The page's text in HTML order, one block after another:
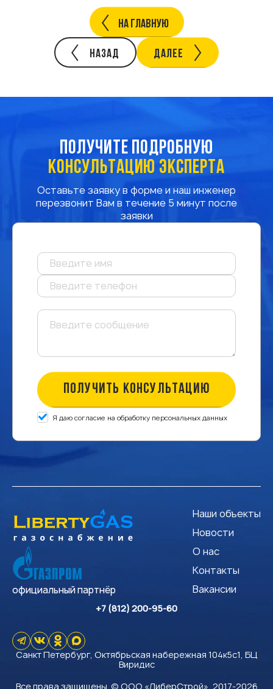
НА ГЛАВНУЮ
НАЗАД ДАЛЕЕ
ПОЛУЧИТЕ ПОДРОБНУЮ
КОНСУЛЬТАЦИЮ ЭКСПЕРТА
Оставьте заявку в форме и наш инженер
перезвонит Вам в течение 5 минут после
заявки
ПОЛУЧИТЬ КОНСУЛЬТАЦИЮ
Я даю согласие на обработку персональных данных
официальный партнёр
Наши объекты
Новости
О нас
Контакты
Вакансии
+7 (812) 200-95-60
Санкт Петербург, Октябрьская набережная 104к5с1, БЦ
Виридис
Все права защищены. © ООО «ЛиберСтрой», 2017-2026